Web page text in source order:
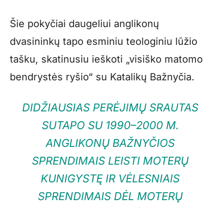
Šie pokyčiai daugeliui anglikonų
dvasininkų tapo esminiu teologiniu lūžio
tašku, skatinusiu ieškoti „visiško matomo
bendrystės ryšio“ su Katalikų Bažnyčia.
DIDŽIAUSIAS PERĖJIMŲ SRAUTAS
SUTAPO SU 1990–2000 M.
ANGLIKONŲ BAŽNYČIOS
SPRENDIMAIS LEISTI MOTERŲ
KUNIGYSTĘ IR VĖLESNIAIS
SPRENDIMAIS DĖL MOTERŲ